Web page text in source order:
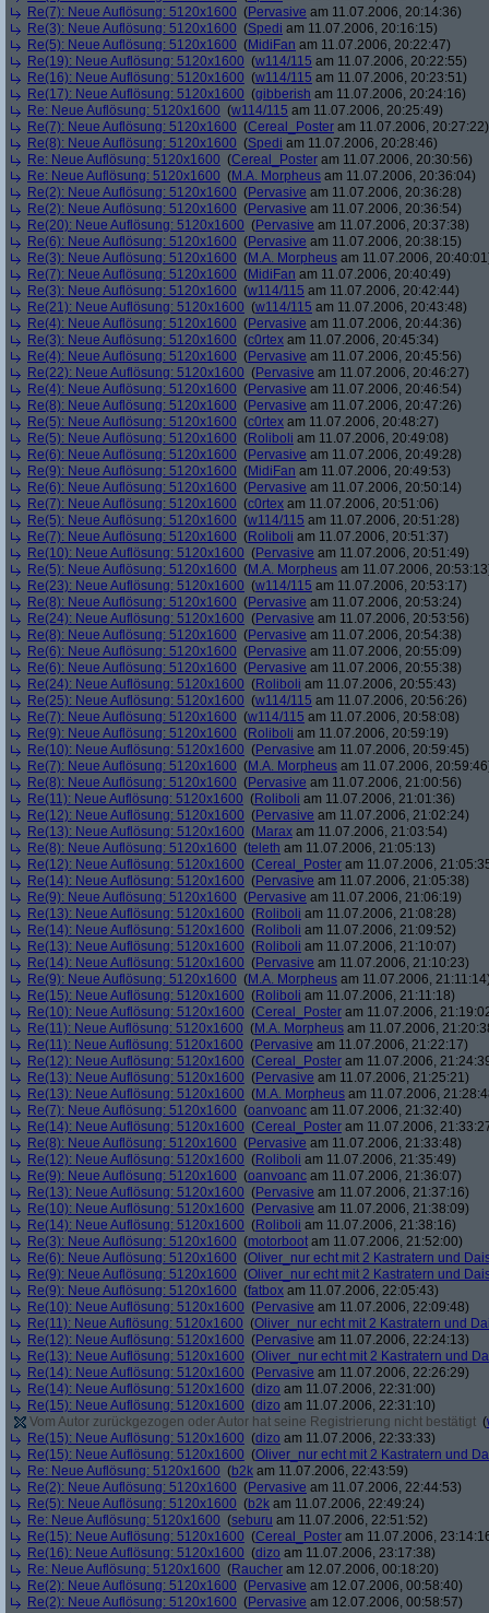
Re(7): Neue Auflösung: 5120x1600 (Pervasive am 11.07.2006, 20:14:36)
Re(3): Neue Auflösung: 5120x1600 (Spedi am 11.07.2006, 20:16:15)
Re(5): Neue Auflösung: 5120x1600 (MidiFan am 11.07.2006, 20:22:47)
Re(19): Neue Auflösung: 5120x1600 (w114/115 am 11.07.2006, 20:22:55)
Re(16): Neue Auflösung: 5120x1600 (w114/115 am 11.07.2006, 20:23:51)
Re(17): Neue Auflösung: 5120x1600 (gibberish am 11.07.2006, 20:24:16)
Re: Neue Auflösung: 5120x1600 (w114/115 am 11.07.2006, 20:25:49)
Re(7): Neue Auflösung: 5120x1600 (Cereal_Poster am 11.07.2006, 20:27:22)
Re(8): Neue Auflösung: 5120x1600 (Spedi am 11.07.2006, 20:28:46)
Re: Neue Auflösung: 5120x1600 (Cereal_Poster am 11.07.2006, 20:30:56)
Re: Neue Auflösung: 5120x1600 (M.A. Morpheus am 11.07.2006, 20:36:04)
Re(2): Neue Auflösung: 5120x1600 (Pervasive am 11.07.2006, 20:36:28)
Re(2): Neue Auflösung: 5120x1600 (Pervasive am 11.07.2006, 20:36:54)
Re(20): Neue Auflösung: 5120x1600 (Pervasive am 11.07.2006, 20:37:38)
Re(6): Neue Auflösung: 5120x1600 (Pervasive am 11.07.2006, 20:38:15)
Re(3): Neue Auflösung: 5120x1600 (M.A. Morpheus am 11.07.2006,
Re(7): Neue Auflösung: 5120x1600 (MidiFan am 11.07.2006, 20:40:49)
Re(3): Neue Auflösung: 5120x1600 (w114/115 am 11.07.2006, 20:42:44)
Re(21): Neue Auflösung: 5120x1600 (w114/115 am 11.07.2006, 20:43:48)
Re(4): Neue Auflösung: 5120x1600 (Pervasive am 11.07.2006, 20:44:36)
Re(3): Neue Auflösung: 5120x1600 (c0rtex am 11.07.2006, 20:45:34)
Re(4): Neue Auflösung: 5120x1600 (Pervasive am 11.07.2006, 20:45:56)
Re(22): Neue Auflösung: 5120x1600 (Pervasive am 11.07.2006, 20:46:27)
Re(4): Neue Auflösung: 5120x1600 (Pervasive am 11.07.2006, 20:46:54)
Re(8): Neue Auflösung: 5120x1600 (Pervasive am 11.07.2006, 20:47:26)
Re(5): Neue Auflösung: 5120x1600 (c0rtex am 11.07.2006, 20:48:27)
Re(5): Neue Auflösung: 5120x1600 (Roliboli am 11.07.2006, 20:49:08)
Re(6): Neue Auflösung: 5120x1600 (Pervasive am 11.07.2006, 20:49:28)
Re(9): Neue Auflösung: 5120x1600 (MidiFan am 11.07.2006, 20:49:53)
Re(6): Neue Auflösung: 5120x1600 (Pervasive am 11.07.2006, 20:50:14)
Re(7): Neue Auflösung: 5120x1600 (c0rtex am 11.07.2006, 20:51:06)
Re(5): Neue Auflösung: 5120x1600 (w114/115 am 11.07.2006, 20:51:28)
Re(7): Neue Auflösung: 5120x1600 (Roliboli am 11.07.2006, 20:51:37)
Re(10): Neue Auflösung: 5120x1600 (Pervasive am 11.07.2006, 20:51:49)
Re(5): Neue Auflösung: 5120x1600 (M.A. Morpheus am 11.07.2006,
Re(23): Neue Auflösung: 5120x1600 (w114/115 am 11.07.2006, 20:53:17)
Re(8): Neue Auflösung: 5120x1600 (Pervasive am 11.07.2006, 20:53:24)
Re(24): Neue Auflösung: 5120x1600 (Pervasive am 11.07.2006, 20:53:56)
Re(8): Neue Auflösung: 5120x1600 (Pervasive am 11.07.2006, 20:54:38)
Re(6): Neue Auflösung: 5120x1600 (Pervasive am 11.07.2006, 20:55:09)
Re(6): Neue Auflösung: 5120x1600 (Pervasive am 11.07.2006, 20:55:38)
Re(24): Neue Auflösung: 5120x1600 (Roliboli am 11.07.2006, 20:55:43)
Re(25): Neue Auflösung: 5120x1600 (w114/115 am 11.07.2006, 20:56:26)
Re(7): Neue Auflösung: 5120x1600 (w114/115 am 11.07.2006, 20:58:08)
Re(9): Neue Auflösung: 5120x1600 (Roliboli am 11.07.2006, 20:59:19)
Re(10): Neue Auflösung: 5120x1600 (Pervasive am 11.07.2006, 20:59:45)
Re(7): Neue Auflösung: 5120x1600 (M.A. Morpheus am 11.07.2006,
Re(8): Neue Auflösung: 5120x1600 (Pervasive am 11.07.2006, 21:00:56)
Re(11): Neue Auflösung: 5120x1600 (Roliboli am 11.07.2006, 21:01:36)
Re(12): Neue Auflösung: 5120x1600 (Pervasive am 11.07.2006, 21:02:24)
Re(13): Neue Auflösung: 5120x1600 (Marax am 11.07.2006, 21:03:54)
Re(8): Neue Auflösung: 5120x1600 (teleth am 11.07.2006, 21:05:13)
Re(12): Neue Auflösung: 5120x1600 (Cereal_Poster am 11.07.2006,
Re(14): Neue Auflösung: 5120x1600 (Pervasive am 11.07.2006, 21:05:38)
Re(9): Neue Auflösung: 5120x1600 (Pervasive am 11.07.2006, 21:06:19)
Re(13): Neue Auflösung: 5120x1600 (Roliboli am 11.07.2006, 21:08:28)
Re(14): Neue Auflösung: 5120x1600 (Roliboli am 11.07.2006, 21:09:52)
Re(13): Neue Auflösung: 5120x1600 (Roliboli am 11.07.2006, 21:10:07)
Re(14): Neue Auflösung: 5120x1600 (Pervasive am 11.07.2006, 21:10:23)
Re(9): Neue Auflösung: 5120x1600 (M.A. Morpheus am 11.07.2006,
Re(15): Neue Auflösung: 5120x1600 (Roliboli am 11.07.2006, 21:11:18)
Re(10): Neue Auflösung: 5120x1600 (Cereal_Poster am 11.07.2006,
Re(11): Neue Auflösung: 5120x1600 (M.A. Morpheus am 11.07.2006,
Re(11): Neue Auflösung: 5120x1600 (Pervasive am 11.07.2006, 21:22:17)
Re(12): Neue Auflösung: 5120x1600 (Cereal_Poster am 11.07.2006,
Re(13): Neue Auflösung: 5120x1600 (Pervasive am 11.07.2006, 21:25:21)
Re(13): Neue Auflösung: 5120x1600 (M.A. Morpheus am 11.07.2006,
Re(7): Neue Auflösung: 5120x1600 (oanvoanc am 11.07.2006, 21:32:40)
Re(14): Neue Auflösung: 5120x1600 (Cereal_Poster am 11.07.2006,
Re(8): Neue Auflösung: 5120x1600 (Pervasive am 11.07.2006, 21:33:48)
Re(12): Neue Auflösung: 5120x1600 (Roliboli am 11.07.2006, 21:35:49)
Re(9): Neue Auflösung: 5120x1600 (oanvoanc am 11.07.2006, 21:36:07)
Re(13): Neue Auflösung: 5120x1600 (Pervasive am 11.07.2006, 21:37:16)
Re(10): Neue Auflösung: 5120x1600 (Pervasive am 11.07.2006, 21:38:09)
Re(14): Neue Auflösung: 5120x1600 (Roliboli am 11.07.2006, 21:38:16)
Re(3): Neue Auflösung: 5120x1600 (motorboot am 11.07.2006, 21:52:00)
Re(6): Neue Auflösung: 5120x1600 (Oliver_nur echt mit 2 Kastratern und
Re(9): Neue Auflösung: 5120x1600 (Oliver_nur echt mit 2 Kastratern und
Re(9): Neue Auflösung: 5120x1600 (fatbox am 11.07.2006, 22:05:43)
Re(10): Neue Auflösung: 5120x1600 (Pervasive am 11.07.2006, 22:09:48)
Re(11): Neue Auflösung: 5120x1600 (Oliver_nur echt mit 2 Kastratern und
Re(12): Neue Auflösung: 5120x1600 (Pervasive am 11.07.2006, 22:24:13)
Re(13): Neue Auflösung: 5120x1600 (Oliver_nur echt mit 2 Kastratern und
Re(14): Neue Auflösung: 5120x1600 (Pervasive am 11.07.2006, 22:26:29)
Re(14): Neue Auflösung: 5120x1600 (dizo am 11.07.2006, 22:31:00)
Re(15): Neue Auflösung: 5120x1600 (dizo am 11.07.2006, 22:31:10)
Vom Autor zurückgezogen oder Autor hat seine Registrierung nicht bestätigt (
Re(15): Neue Auflösung: 5120x1600 (dizo am 11.07.2006, 22:33:33)
Re(15): Neue Auflösung: 5120x1600 (Oliver_nur echt mit 2 Kastratern und
Re: Neue Auflösung: 5120x1600 (b2k am 11.07.2006, 22:43:59)
Re(2): Neue Auflösung: 5120x1600 (Pervasive am 11.07.2006, 22:44:53)
Re(5): Neue Auflösung: 5120x1600 (b2k am 11.07.2006, 22:49:24)
Re: Neue Auflösung: 5120x1600 (seburu am 11.07.2006, 22:51:52)
Re(15): Neue Auflösung: 5120x1600 (Cereal_Poster am 11.07.2006,
Re(16): Neue Auflösung: 5120x1600 (dizo am 11.07.2006, 23:17:38)
Re: Neue Auflösung: 5120x1600 (Raucher am 12.07.2006, 00:18:20)
Re(2): Neue Auflösung: 5120x1600 (Pervasive am 12.07.2006, 00:58:40)
Re(2): Neue Auflösung: 5120x1600 (Pervasive am 12.07.2006, 00:58:57)